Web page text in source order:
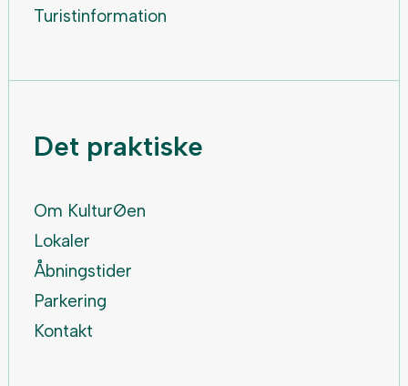
Turistinformation
Det praktiske
Om KulturØen
Lokaler
Åbningstider
Parkering
Kontakt